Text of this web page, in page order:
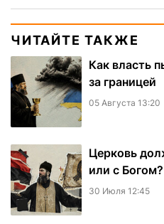
ЧИТАЙТЕ ТАКЖЕ
Как власть
за границей
05 Августа 13:20
Церковь
или с Богом?
30 Июля 12:45